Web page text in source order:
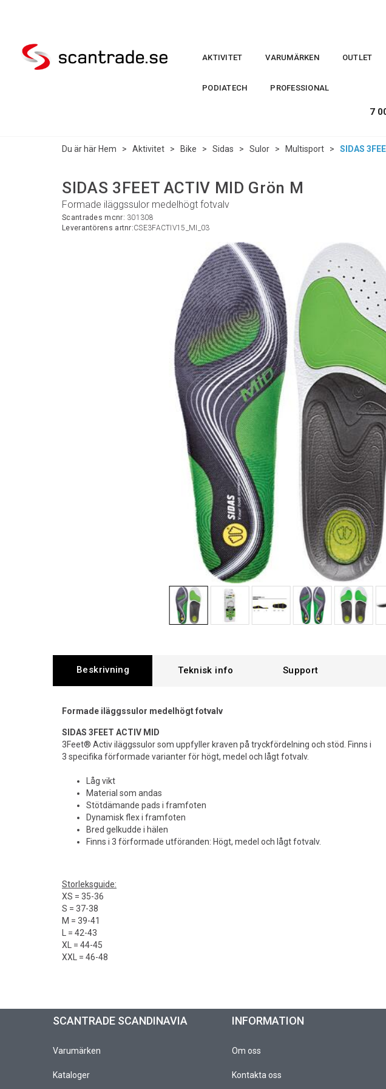
AKTIVITET VARUMÄRKEN OUTLET
PODIATECH PROFESSIONAL
7
Du är här Hem > Aktivitet > Bike > Sidas > Sulor > Multisport > SIDAS
SIDAS 3FEET ACTIV MID Grön M
Formade iläggssulor medelhögt fotvalv
Scantrades mcnr: 301308
Leverantörens artnr:CSE3FACTIV15_MI_03
Beskrivning Support
Formade iläggssulor medelhögt fotvalv
SIDAS 3FEET ACTIV MID
3Feet® Activ iläggssulor som uppfyller kraven på tryckfördelning och stöd. Finns i
3 specifika förformade varianter för högt, medel och lågt fotvalv.
Låg vikt
Material som andas
Stötdämande pads i framfoten
Dynamisk flex i framfoten
Bred gelkudde i hälen
Finns i 3 förformade utföranden: Högt, medel och lågt fotvalv.
Storleksguide:
XS = 35-36
S = 37-38
M = 39-41
L = 42-43
XL = 44-45
XXL = 46-48
SCANTRADE SCANDINAVIA
Varumärken
Kataloger
INFORMATION
Om oss
Kontakta oss